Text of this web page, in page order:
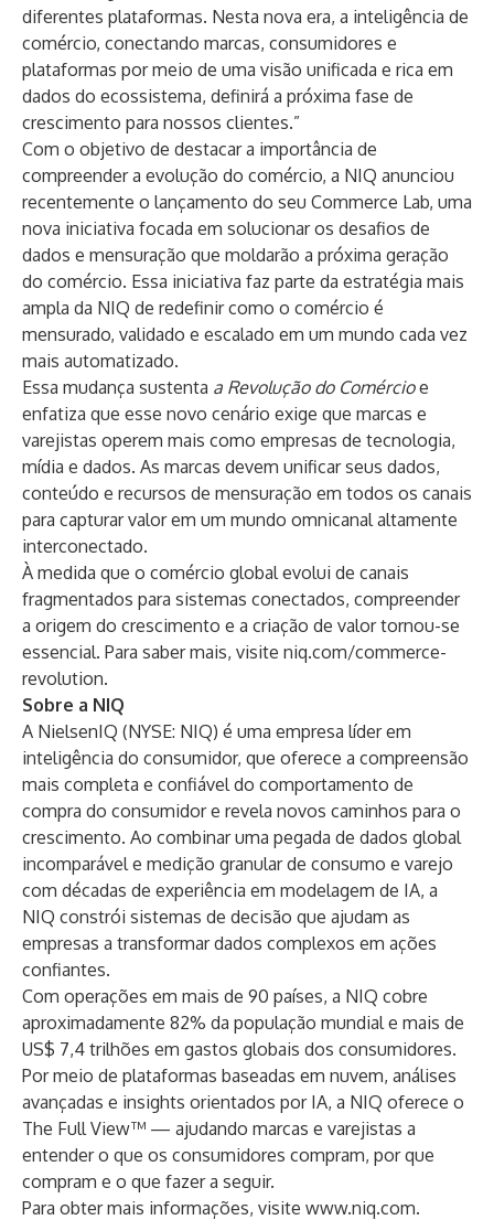
diferentes plataformas. Nesta nova era, a inteligência de
comércio, conectando marcas, consumidores e
plataformas por meio de uma visão unificada e rica em
dados do ecossistema, definirá a próxima fase de
crescimento para nossos clientes.”
Com o objetivo de destacar a importância de
compreender a evolução do comércio, a NIQ anunciou
recentemente o lançamento do seu Commerce Lab, uma
nova iniciativa focada em solucionar os desafios de
dados e mensuração que moldarão a próxima geração
do comércio. Essa iniciativa faz parte da estratégia mais
ampla da NIQ de redefinir como o comércio é
mensurado, validado e escalado em um mundo cada vez
mais automatizado.
Essa mudança sustenta a Revolução do Comércioe
enfatiza que esse novo cenário exige que marcas e
varejistas operem mais como empresas de tecnologia,
mídia e dados. As marcas devem unificar seus dados,
conteúdo e recursos de mensuração em todos os canais
para capturar valor em um mundo omnicanal altamente
interconectado.
À medida que o comércio global evolui de canais
fragmentados para sistemas conectados, compreender
a origem do crescimento e a criação de valor tornou-se
essencial. Para saber mais, visite niq.com/commerce-
revolution.
Sobre a NIQ
A NielsenIQ (NYSE: NIQ) é uma empresa líder em
inteligência do consumidor, que oferece a compreensão
mais completa e confiável do comportamento de
compra do consumidor e revela novos caminhos para o
crescimento. Ao combinar uma pegada de dados global
incomparável e medição granular de consumo e varejo
com décadas de experiência em modelagem de IA, a
NIQ constrói sistemas de decisão que ajudam as
empresas a transformar dados complexos em ações
confiantes.
Com operações em mais de 90 países, a NIQ cobre
aproximadamente 82% da população mundial e mais de
US$ 7,4 trilhões em gastos globais dos consumidores.
Por meio de plataformas baseadas em nuvem, análises
avançadas e insights orientados por IA, a NIQ oferece o
The Full View™ — ajudando marcas e varejistas a
entender o que os consumidores compram, por que
compram e o que fazer a seguir.
Para obter mais informações, visite www.niq.com.